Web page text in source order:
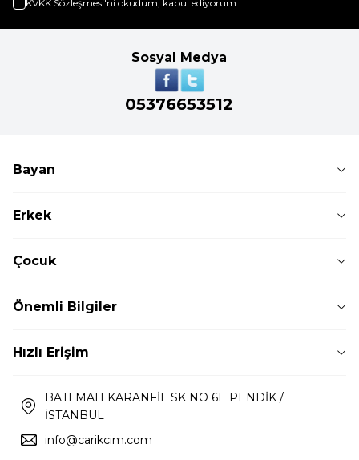
KVKK Sözleşmesi'ni okudum, kabul ediyorum.
Sosyal Medya
05376653512
Bayan
Erkek
Çocuk
Önemli Bilgiler
Hızlı Erişim
BATI MAH KARANFİL SK NO 6E PENDİK /
İSTANBUL
info@carikcim.com